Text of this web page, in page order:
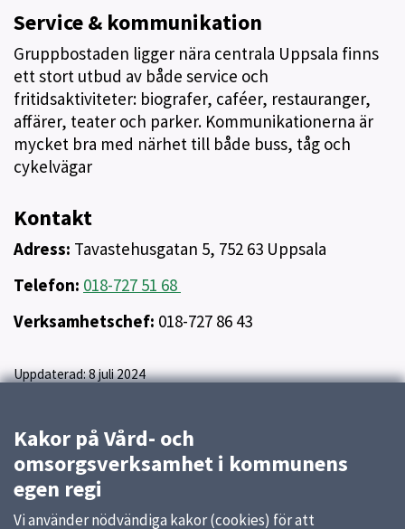
Service & kommunikation
Gruppbostaden ligger nära centrala Uppsala finns
ett stort utbud av både service och
fritidsaktiviteter: biografer, caféer, restauranger,
affärer, teater och parker. Kommunikationerna är
mycket bra med närhet till både buss, tåg och
cykelvägar
Kontakt
Adress: Tavastehusgatan 5, 752 63 Uppsala
Telefon: 018-727 51 68
Verksamhetschef: 018-727 86 43
Uppdaterad:8 juli 2024
Kakor på Vård- och
omsorgsverksamhet i kommunens
egen regi
Vi använder nödvändiga kakor (cookies) för att